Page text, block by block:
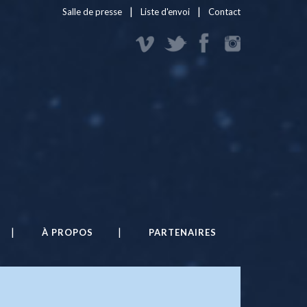
Salle de presse | Liste d'envoi | Contact
À PROPOS PARTENAIRES